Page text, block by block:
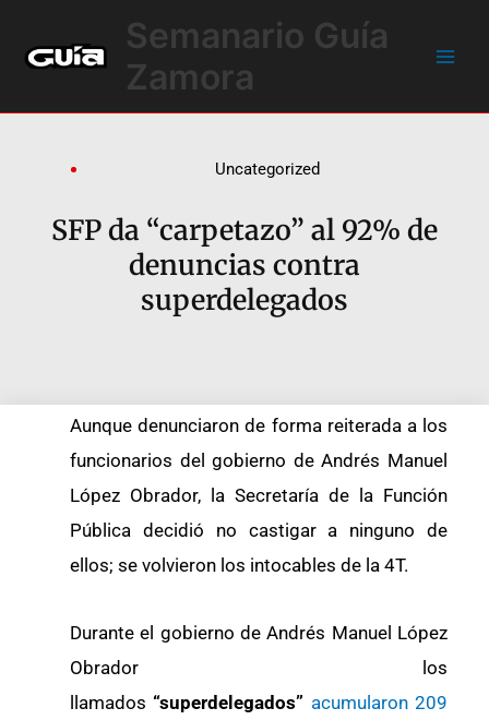
contenido
Semanario Guía
Zamora
Uncategorized
SFP da “carpetazo” al 92% de
denuncias contra
superdelegados
Aunque denunciaron de forma reiterada a los
funcionarios del gobierno de Andrés Manuel
López Obrador, la Secretaría de la Función
Pública decidió no castigar a ninguno de
ellos; se volvieron los intocables de la 4T.
Durante el gobierno de Andrés Manuel López
Obrador los
llamados “superdelegados” acumularon 209